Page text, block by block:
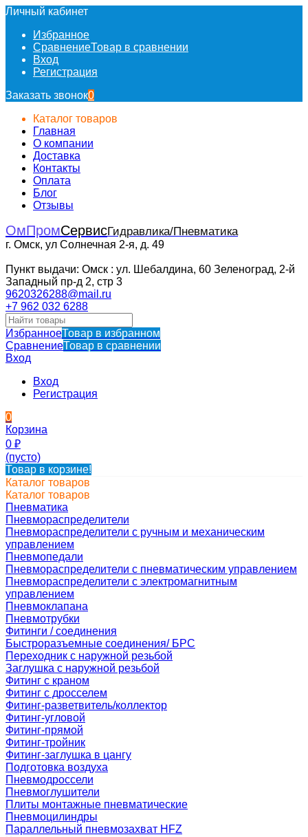
Личный кабинет
Избранное
СравнениеТовар в сравнении
Вход
Регистрация
Заказать звонок0
Каталог товаров
Главная
О компании
Доставка
Контакты
Оплата
Блог
Отзывы
ОмПромСервисГидравлика/Пневматика
г. Омск, ул Солнечная 2-я, д. 49
Пункт выдачи: Омск : ул. Шебалдина, 60 Зеленоград, 2-й
Западный пр-д 2, стр 3
9620326288@mail.ru
+7 962 032 6288
ИзбранноеТовар в избранном
СравнениеТовар в сравнении
Вход
Вход
Регистрация
0
Корзина
0 ₽
(пусто)
Товар в корзине!
Каталог товаров
Каталог товаров
Пневматика
Пневмораспределители
Пневмораспределители с ручным и механическим
управлением
Пневмопедали
Пневмораспределители с пневматическим управлением
Пневмораспределители с электромагнитным
управлением
Пневмоклапана
Пневмотрубки
Фитинги / соединения
Быстроразъемные соединения/ БРС
Переходник с наружной резьбой
Заглушка с наружной резьбой
Фитинг с краном
Фитинг с дросселем
Фитинг-разветвитель/коллектор
Фитинг-угловой
Фитинг-прямой
Фитинг-тройник
Фитинг-заглушка в цангу
Подготовка воздуха
Пневмодроссели
Пневмоглушители
Плиты монтажные пневматические
Пневмоцилиндры
Параллельный пневмозахват HFZ